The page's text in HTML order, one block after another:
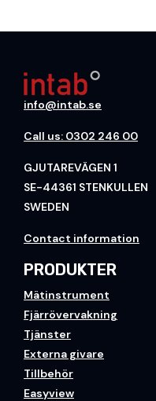
info@intab.se
Call us: 0302 246 00
GJUTAREVÄGEN 1
SE-44361 STENKULLEN
SWEDEN
Contact information
PRODUKTER
Mätinstrument
Fjärrövervakning
Tjänster
Externa givare
Tillbehör
Easyview